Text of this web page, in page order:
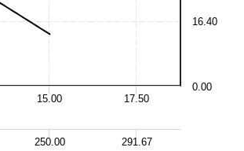
15.00 17.50
250.00 291.67
16.40
0.00